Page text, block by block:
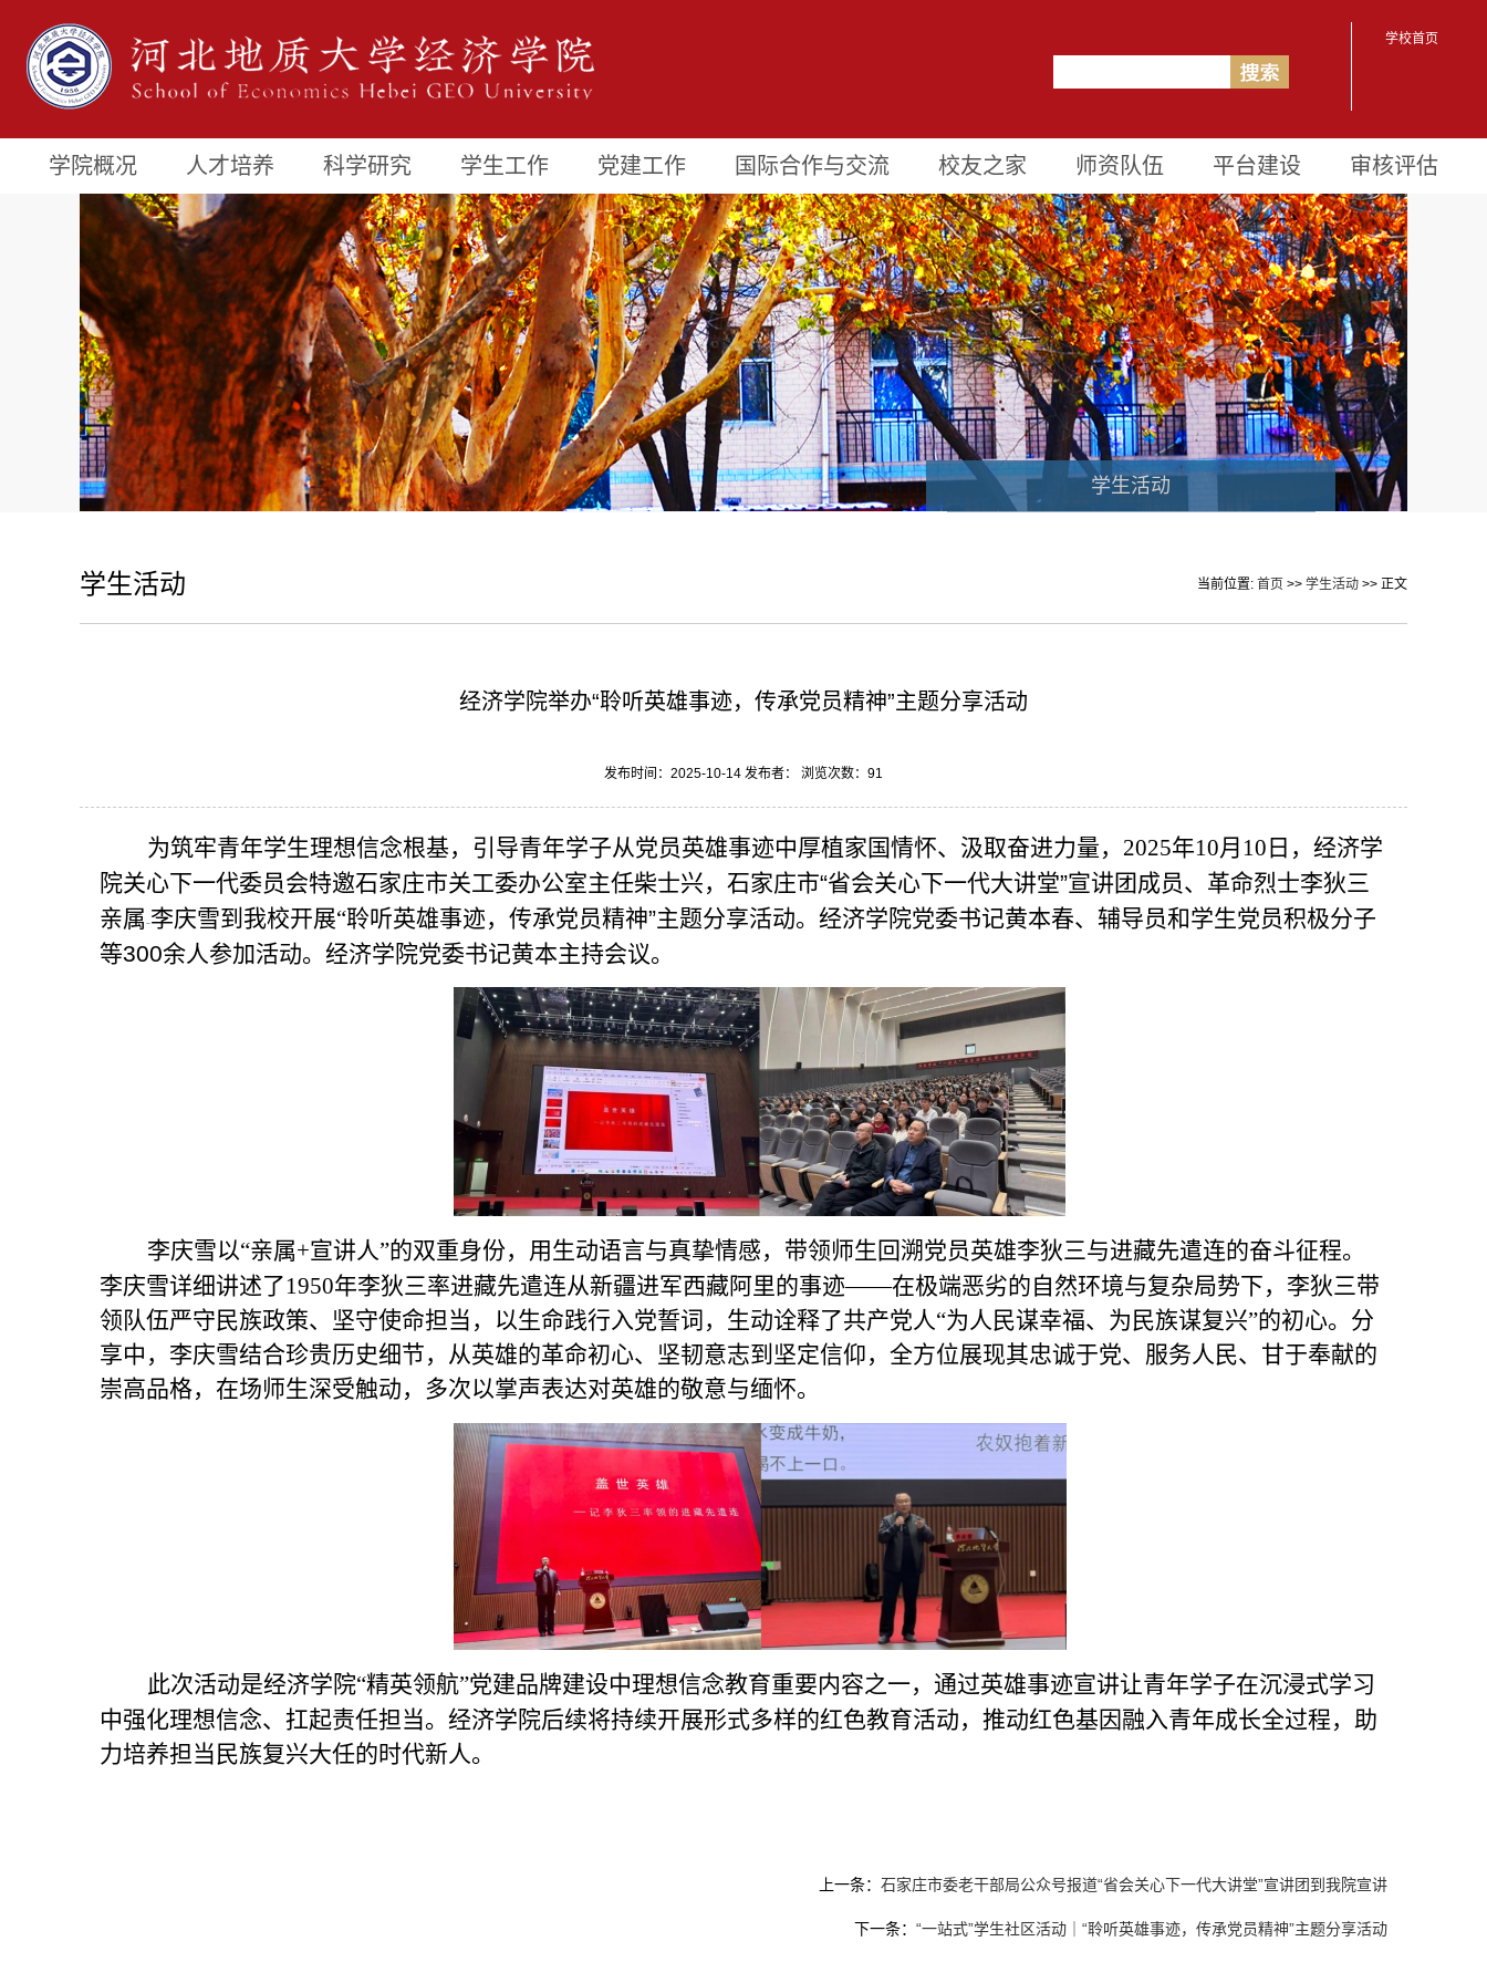
学校首页
学院概况 人才培养 科学研究 学生工作 党建工作 国际合作与交流 校友之家 师资队伍 平台建设 审核评估
学生活动
学生活动 当前位置: 首页 >> 学生活动 >> 正文
经济学院举办“聆听英雄事迹，传承党员精神”主题分享活动
发布时间：2025-10-14 发布者： 浏览次数： 91
为筑牢青年学生理想信念根基， 引导青年学子从党员英雄事迹中厚植家国情怀、汲取奋进力量， 2025年10月10日，经济学
院关心下一代委员会特邀石家庄市关工委办公室主任柴士兴， 石家庄市“省会关心下一代大讲堂”宣讲团成员、革命烈士李狄三
亲属-李庆雪到我校开展“聆听英雄事迹，传承党员精神”主题分享活动。经济学院党委书记黄本春、辅导员和学生党员积极分子
等300余人参加活动。 经济学院党委书记黄本主持会议。
李庆雪以“亲属+宣讲人”的双重身份，用生动语言与真挚情感，带领师生回溯党员英雄李狄三与进藏先遣连的奋斗征程。
李庆雪详细讲述了1950年李狄三率进藏先遣连从新疆进军西藏阿里的事迹——在极端恶劣的自然环境与复杂局势下，李狄三带
领队伍严守民族政策、坚守使命担当，以生命践行入党誓词，生动诠释了共产党人“为人民谋幸福、为民族谋复兴”的初心。分
享中，李庆雪结合珍贵历史细节，从英雄的革命初心、坚韧意志到坚定信仰，全方位展现其忠诚于党、服务人民、甘于奉献的
崇高品格，在场师生深受触动，多次以掌声表达对英雄的敬意与缅怀。
此次活动是经济学院“精英领航”党建品牌建设中理想信念教育重要内容之一， 通过英雄事迹宣讲让青年学子在沉浸式学习
中强化理想信念、扛起责任担当。 经济学院后续将持续开展形式多样的红色教育活动，推动红色基因融入青年成长全过程，助
力培养担当民族复兴大任的时代新人。
上一条： 石家庄市委老干部局公众号报道“省会关心下一代大讲堂”宣讲团到我院宣讲
下一条： “一站式”学生社区活动｜“聆听英雄事迹，传承党员精神”主题分享活动